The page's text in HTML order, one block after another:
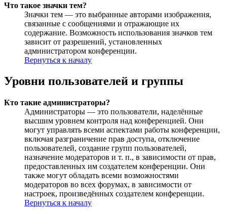
Что такое значки тем?
Значки тем — это выбранные авторами изображения,
связанные с сообщениями и отражающие их
содержание. Возможность использования значков тем
зависит от разрешений, установленных
администратором конференции.
Вернуться к началу
Уровни пользователей и группы
Кто такие администраторы?
Администраторы — это пользователи, наделённые
высшим уровнем контроля над конференцией. Они
могут управлять всеми аспектами работы конференции,
включая разграничение прав доступа, отключение
пользователей, создание групп пользователей,
назначение модераторов и т. п., в зависимости от прав,
предоставленных им создателем конференции. Они
также могут обладать всеми возможностями
модераторов во всех форумах, в зависимости от
настроек, произведённых создателем конференции.
Вернуться к началу